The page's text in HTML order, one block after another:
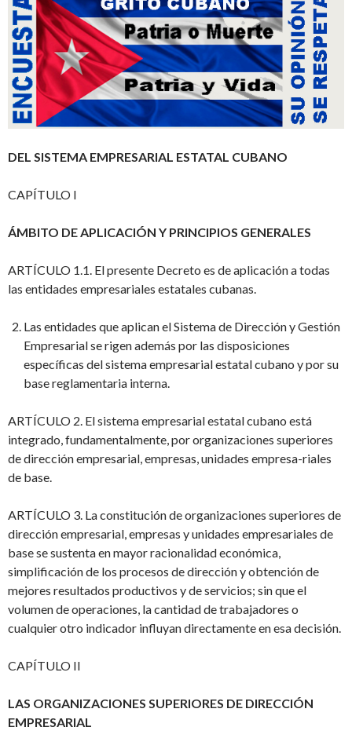
DEL SISTEMA EMPRESARIAL ESTATAL CUBANO
CAPÍTULO I
ÁMBITO DE APLICACIÓN Y PRINCIPIOS GENERALES
ARTÍCULO 1.1. El presente Decreto es de aplicación a todas
las entidades empresariales estatales cubanas.
Las entidades que aplican el Sistema de Dirección y Gestión
Empresarial se rigen además por las disposiciones
específicas del sistema empresarial estatal cubano y por su
base reglamentaria interna.
ARTÍCULO 2. El sistema empresarial estatal cubano está
integrado, fundamentalmente, por organizaciones superiores
de dirección empresarial, empresas, unidades empresa-riales
de base.
ARTÍCULO 3. La constitución de organizaciones superiores de
dirección empresarial, empresas y unidades empresariales de
base se sustenta en mayor racionalidad económica,
simplificación de los procesos de dirección y obtención de
mejores resultados productivos y de servicios; sin que el
volumen de operaciones, la cantidad de trabajadores o
cualquier otro indicador influyan directamente en esa decisión.
CAPÍTULO II
LAS ORGANIZACIONES SUPERIORES DE DIRECCIÓN
EMPRESARIAL